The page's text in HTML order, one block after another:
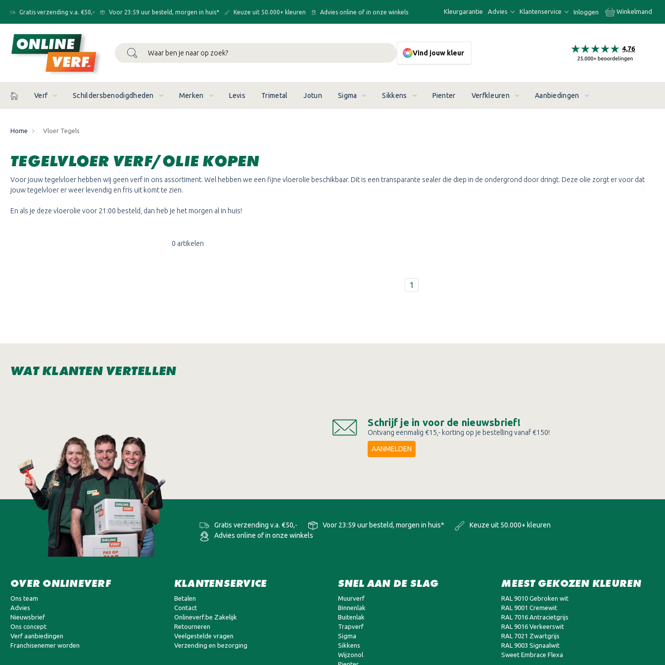
Gratis verzending v.a. €50,- Voor 23:59 uur besteld, morgen in huis* Keuze uit 50.000+ kleuren Advies online of in onze winkels Kleurgarantie Advies Klantenservice Inloggen Winkelmand
Zoeken
Vind jouw kleur
Verf Schildersbenodigdheden Merken Levis Trimetal Jotun Sigma Sikkens Pienter Verfkleuren Aanbiedingen
Home Vloer Tegels
TEGELVLOER VERF/OLIE KOPEN
Voor jouw tegelvloer hebben wij geen verf in ons assortiment. Wel hebben we een fijne vloerolie beschikbaar. Dit is een transparante sealer die diep in de ondergrond door dringt. Deze olie zorgt er voor dat
jouw tegelvloer er weer levendig en fris uit komt te zien.
En als je deze vloerolie voor 21:00 besteld, dan heb je het morgen al in huis!
0 artikelen
1
WAT KLANTEN VERTELLEN
Schrijf je in voor de nieuwsbrief!
Ontvang eenmalig €15,- korting op je bestelling vanaf €150!
AANMELDEN
Gratis verzending v.a. €50,- Voor 23:59 uur besteld, morgen in huis*
Keuze uit 50.000+ kleuren
Advies online of in onze winkels
OVER ONLINEVERF
Ons team
Advies
Nieuwsbrief
Ons concept
Verf aanbiedingen
Franchisenemer worden
KLANTENSERVICE
Betalen
Contact
Onlineverf.be Zakelijk
Retourneren
Veelgestelde vragen
Verzending en bezorging
SNEL AAN DE SLAG
Muurverf
Binnenlak
Buitenlak
Trapverf
Sigma
Sikkens
Wijzonol
MEEST GEKOZEN KLEUREN
RAL 9010 Gebroken wit
RAL 9001 Cremewit
RAL 7016 Antracietgrijs
RAL 9016 Verkeerswit
RAL 7021 Zwartgrijs
RAL 9003 Signaalwit
Sweet Embrace Flexa